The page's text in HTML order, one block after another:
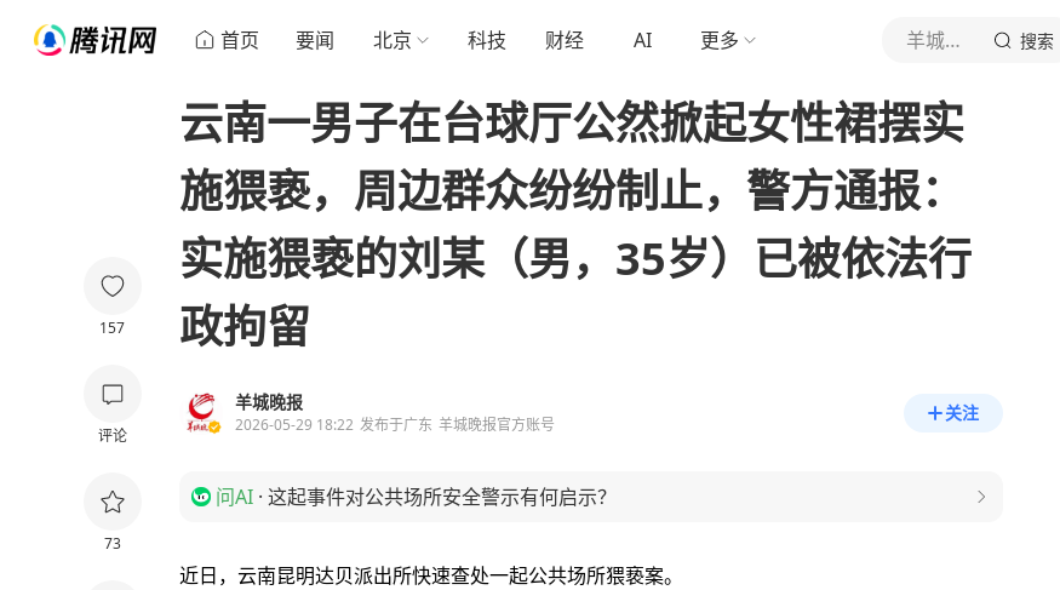
首页 要闻 北京 科技 财经 AI 更多 羊城晚报 搜索
157
评论
73
云南一男子在台球厅公然掀起女性裙摆实
施猥亵，周边群众纷纷制止，警方通报：
实施猥亵的刘某（男，35岁）已被依法行
政拘留
羊城晚报
2026-05-29 18:22 发布于广东 羊城晚报官方账号
关注
问AI · 这起事件对公共场所安全警示有何启示？
近日，云南昆明达贝派出所快速查处一起公共场所猥亵案。